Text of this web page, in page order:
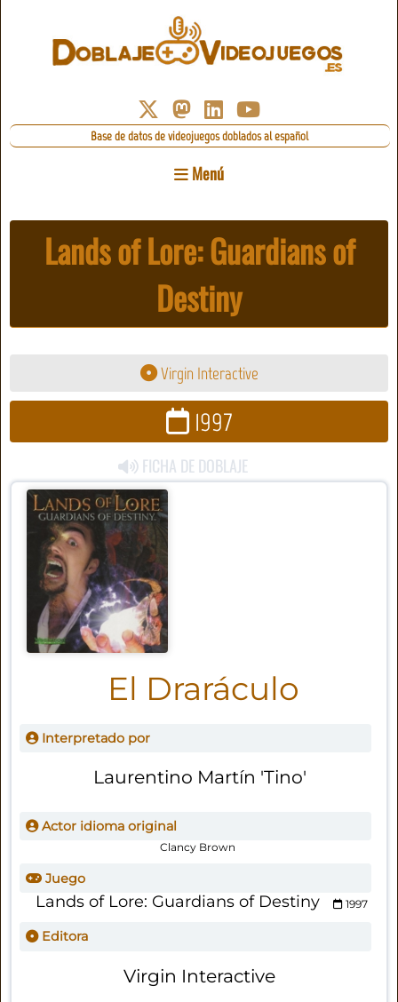
Base de datos de videojuegos doblados al español
Menú
Lands of Lore: Guardians of
Destiny
Virgin Interactive
1997
FICHA DE DOBLAJE
El Draráculo
Interpretado por
Laurentino Martín 'Tino'
Actor idioma original
Clancy Brown
Juego
Lands of Lore: Guardians of Destiny 1997
Editora
Virgin Interactive